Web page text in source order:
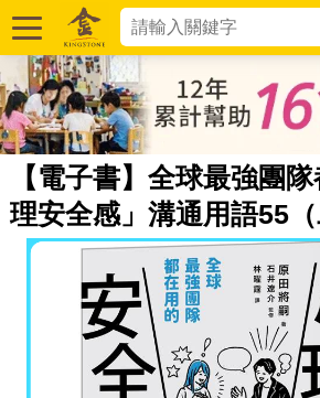
【電子書】全球最強團
理安全感」溝通用語55（